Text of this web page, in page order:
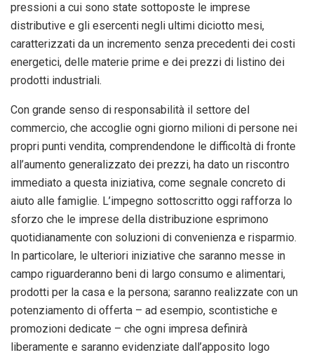
pressioni a cui sono state sottoposte le imprese
distributive e gli esercenti negli ultimi diciotto mesi,
caratterizzati da un incremento senza precedenti dei costi
energetici, delle materie prime e dei prezzi di listino dei
prodotti industriali.
Con grande senso di responsabilità il settore del
commercio, che accoglie ogni giorno milioni di persone nei
propri punti vendita, comprendendone le difficoltà di fronte
all’aumento generalizzato dei prezzi, ha dato un riscontro
immediato a questa iniziativa, come segnale concreto di
aiuto alle famiglie. L’impegno sottoscritto oggi rafforza lo
sforzo che le imprese della distribuzione esprimono
quotidianamente con soluzioni di convenienza e risparmio.
In particolare, le ulteriori iniziative che saranno messe in
campo riguarderanno beni di largo consumo e alimentari,
prodotti per la casa e la persona; saranno realizzate con un
potenziamento di offerta – ad esempio, scontistiche e
promozioni dedicate – che ogni impresa definirà
liberamente e saranno evidenziate dall’apposito logo